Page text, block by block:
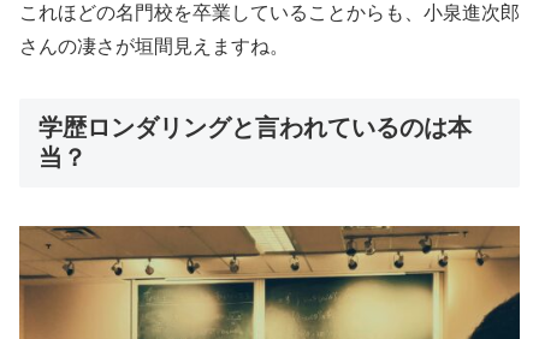
これほどの名門校を卒業していることからも、小泉進次郎
さんの凄さが垣間見えますね。
学歴ロンダリングと言われているのは本
当？